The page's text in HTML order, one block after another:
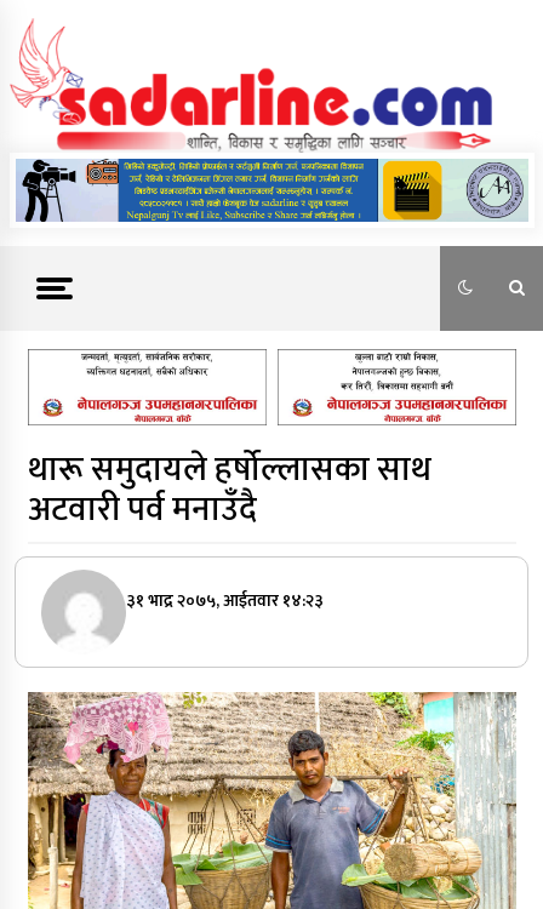
content
News For Nepal
थारू समुदायले हर्षोल्लासका साथ
अटवारी पर्व मनाउँदै
३१ भाद्र २०७५, आईतवार १४:२३